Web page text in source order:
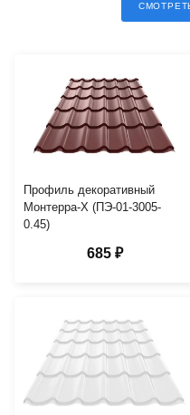
Профиль декоративный
Монтерра-X (ПЭ-01-3005-
0.45)
685 ₽